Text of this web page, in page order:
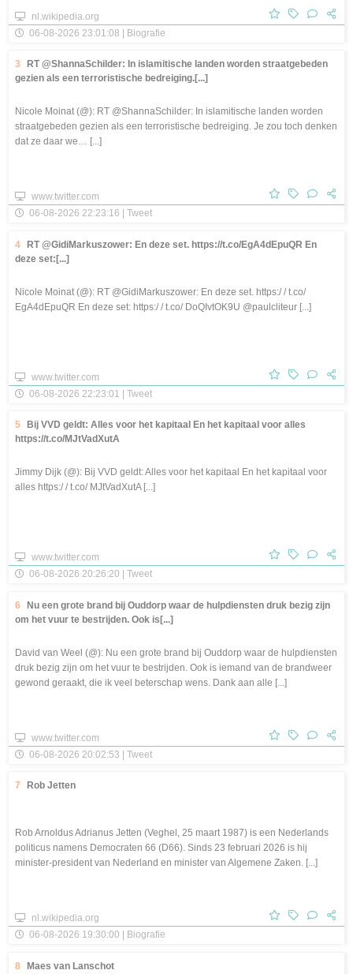
nl.wikipedia.org
06-08-2026 23:01:08 | Biografie
3
RT @ShannaSchilder: In islamitische landen worden straatgebeden
gezien als een terroristische bedreiging.[...]
Nicole Moinat (@): RT @ShannaSchilder: In islamitische landen worden
straatgebeden gezien als een terroristische bedreiging. Je zou toch denken
dat ze daar we… [...]
www.twitter.com
06-08-2026 22:23:16 | Tweet
4 RT @GidiMarkuszower: En deze set. https://t.co/EgA4dEpuQR En
deze set:[...]
Nicole Moinat (@): RT @GidiMarkuszower: En deze set. https:/ / t.co/
EgA4dEpuQR En deze set: https:/ / t.co/ DoQIvtOK9U @paulcliteur [...]
www.twitter.com
06-08-2026 22:23:01 | Tweet
5
Bij VVD geldt: Alles voor het kapitaal En het kapitaal voor alles
https://t.co/MJtVadXutA
Jimmy Dijk (@): Bij VVD geldt: Alles voor het kapitaal En het kapitaal voor
alles https:/ / t.co/ MJtVadXutA [...]
www.twitter.com
06-08-2026 20:26:20 | Tweet
6
Nu een grote brand bij Ouddorp waar de hulpdiensten druk bezig zijn
om het vuur te bestrijden. Ook is[...]
David van Weel (@): Nu een grote brand bij Ouddorp waar de hulpdiensten
druk bezig zijn om het vuur te bestrijden. Ook is iemand van de brandweer
gewond geraakt, die ik veel beterschap wens. Dank aan alle [...]
www.twitter.com
06-08-2026 20:02:53 | Tweet
7 Rob Jetten
Rob Arnoldus Adrianus Jetten (Veghel, 25 maart 1987) is een Nederlands
politicus namens Democraten 66 (D66). Sinds 23 februari 2026 is hij
minister-president van Nederland en minister van Algemene Zaken. [...]
nl.wikipedia.org
06-08-2026 19:30:00 | Biografie
8 Maes van Lanschot